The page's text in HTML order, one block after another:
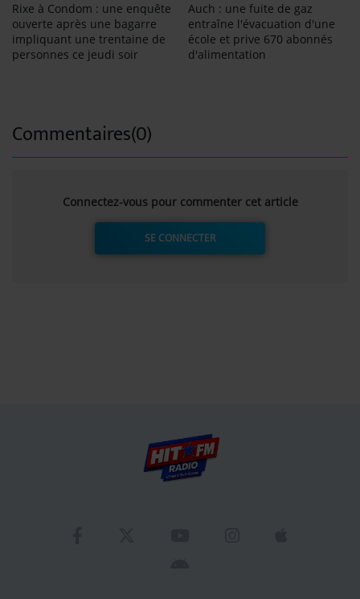
Rixe à Condom : une enquête
ouverte après une bagarre
impliquant une trentaine de
personnes ce jeudi soir
Auch : une fuite de gaz
entraîne l'évacuation d'une
école et prive 670 abonnés
d'alimentation
Commentaires(0)
Connectez-vous pour commenter cet article
SE CONNECTER